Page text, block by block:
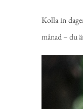
Kolla in
månad – du